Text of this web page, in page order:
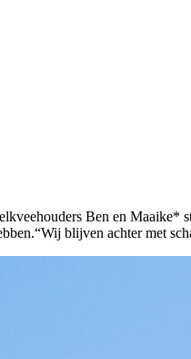
Ben en
blijven achter met